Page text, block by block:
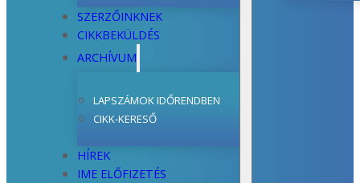
SZERZŐINKNEK
CIKKBEKÜLDÉS
ARCHÍVUM
LAPSZÁMOK IDŐRENDBEN
CIKK-KERESŐ
HÍREK
IME ELŐFIZETÉS